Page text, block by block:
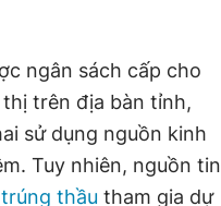
ngân sách cấp cho
trên địa bàn tỉnh,
sử dụng nguồn kinh
Tuy nhiên, nguồn tin
trúng thầu tham gia dự